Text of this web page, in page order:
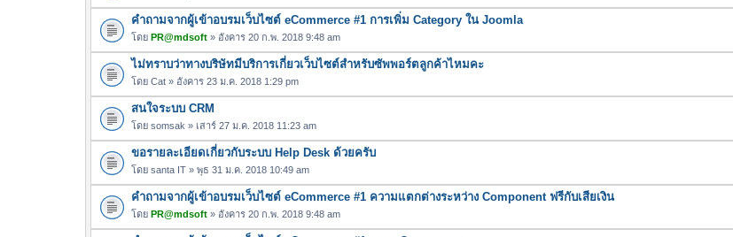
คำถามจากผู้เข้าอบรมเว็บไซต์ eCommerce #1 การเพิ่ม Category ใน Joomla
โดย PR@mdsoft » อังคาร 20 ก.พ. 2018 9:48 am
ไม่ทราบว่าทางบริษัทมีบริการเกี่ยวเว็บไซต์สำหรับซัพพอร์ตลูกค้าไหมคะ
โดย Cat » อังคาร 23 ม.ค. 2018 1:29 pm
สนใจระบบ CRM
โดย somsak » เสาร์ 27 ม.ค. 2018 11:23 am
ขอรายละเอียดเกี่ยวกับระบบ Help Desk ด้วยครับ
โดย santa IT » พุธ 31 ม.ค. 2018 10:49 am
คำถามจากผู้เข้าอบรมเว็บไซต์ eCommerce #1 ความแตกต่างระหว่าง Component ฟรีกับเสียเงิน
โดย PR@mdsoft » อังคาร 20 ก.พ. 2018 9:48 am